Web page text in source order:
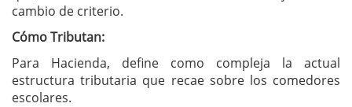
cambio de criterio.
Cómo Tributan:
Para Hacienda, define como compleja la actual
estructura tributaria que recae sobre los comedores
escolares.